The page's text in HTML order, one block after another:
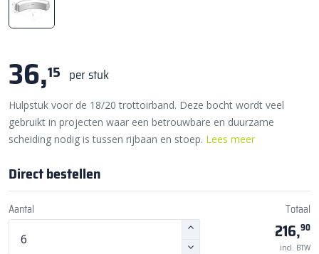
36,15 per stuk
Hulpstuk voor de 18/20 trottoirband. Deze bocht wordt veel
gebruikt in projecten waar een betrouwbare en duurzame
scheiding nodig is tussen rijbaan en stoep. Lees meer
Direct bestellen
Aantal Totaal
216,90
incl. BTW